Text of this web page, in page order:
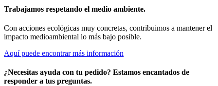
Trabajamos respetando el medio ambiente.
Con acciones ecológicas muy concretas, contribuimos a mantener el
impacto medioambiental lo más bajo posible.
Aquí puede encontrar más información
¿Necesitas ayuda con tu pedido? Estamos encantados de
responder a tus preguntas.